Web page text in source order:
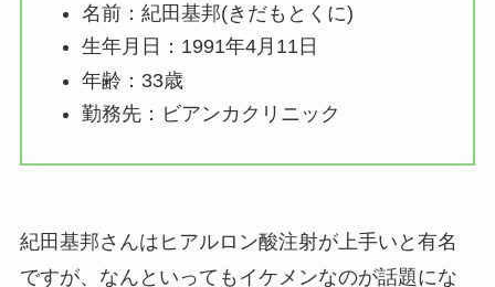
名前：紀田基邦(きだもとくに)
生年月日：1991年4月11日
年齢：33歳
勤務先：ビアンカクリニック
紀田基邦さんはヒアルロン酸注射が上手いと有名
ですが、なんといってもイケメンなのが話題にな